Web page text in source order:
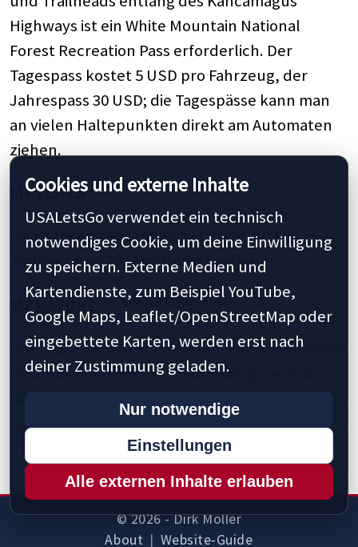
Highways ist ein White Mountain National
Forest Recreation Pass erforderlich. Der
Tagespass kostet 5 USD pro Fahrzeug, der
Jahrespass 30 USD; die Tagespässe kann man
an vielen Haltepunkten direkt am Automaten
ziehen.
MY VISITS
Den Kancamagus Highway bin ich 2011 im
Sommer und 2023 im Herbst gefahren.
MY RATING
Der "Kanc" ist ein Muss, wenn man in den White
Mountains herumkurvt. Für mich quasi das
Herzstück dieser Gebirgsregion.
© 2026 - Dirk Möller
About | Website-Guide
Cookies und externe Inhalte
USALetsGo verwendet ein technisch
notwendiges Cookie, um deine Einwilligung
zu speichern. Externe Medien und
Kartendienste, zum Beispiel YouTube,
Google Maps, Leaflet/OpenStreetMap oder
eingebettete Karten, werden erst nach
deiner Zustimmung geladen.
Nur notwendige
Einstellungen
Alle externen Inhalte erlauben